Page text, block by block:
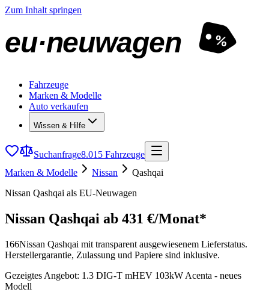
Zum Inhalt springen
eu·neuwagen %
Fahrzeuge
Marken & Modelle
Auto verkaufen
Wissen & Hilfe
Suchanfrage8.015 Fahrzeuge
Marken & Modelle
Nissan
Qashqai
Nissan Qashqai als EU-Neuwagen
Nissan Qashqai ab 431 €/Monat*
166Nissan Qashqai mit transparent ausgewiesenem Lieferstatus.
Herstellergarantie, Zulassung und Papiere sind inklusive.
Gezeigtes Angebot: 1.3 DIG-T mHEV 103kW Acenta - neues
Modell